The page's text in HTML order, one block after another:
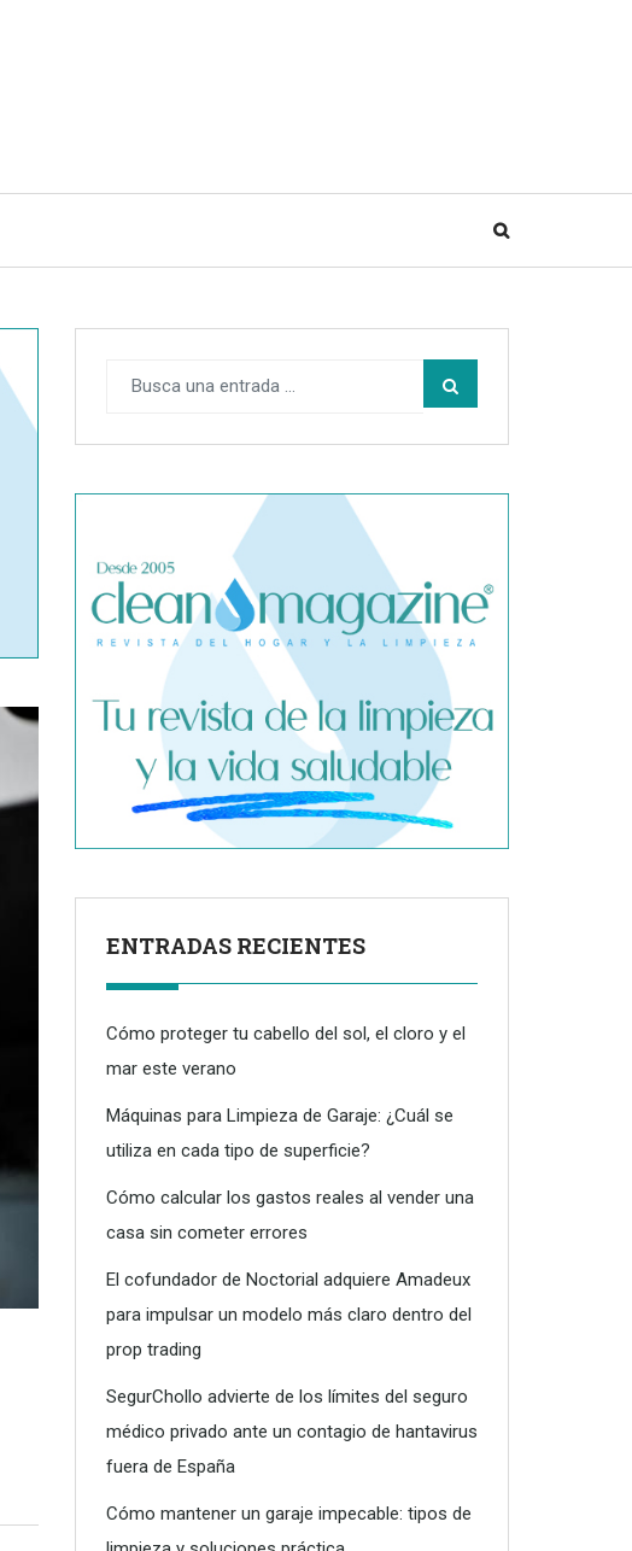
ENTRADAS RECIENTES
Cómo proteger tu cabello del sol, el cloro y el
mar este verano
Máquinas para Limpieza de Garaje: ¿Cuál se
utiliza en cada tipo de superficie?
Cómo calcular los gastos reales al vender una
casa sin cometer errores
El cofundador de Noctorial adquiere Amadeux
para impulsar un modelo más claro dentro del
prop trading
SegurChollo advierte de los límites del seguro
médico privado ante un contagio de hantavirus
fuera de España
Cómo mantener un garaje impecable: tipos de